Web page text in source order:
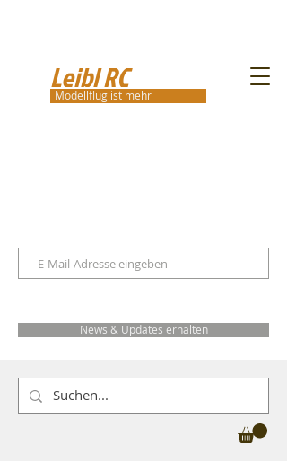
Leibl RC
Modellflug ist mehr
News & Updates erhalten